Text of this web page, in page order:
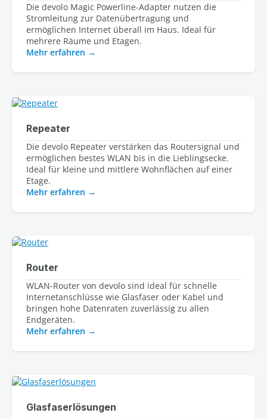
Die devolo Magic Powerline-Adapter nutzen die
Stromleitung zur Datenübertragung und
ermöglichen Internet überall im Haus. Ideal für
Mehr erfahren
Repeater
Die devolo Repeater verstärken das Routersignal und
ermöglichen bestes WLAN bis in die Lieblingsecke.
Ideal für kleine und mittlere Wohnflächen auf einer
Etage.
Mehr erfahren
Router
WLAN-Router von devolo sind ideal für schnelle
Internetanschlüsse wie Glasfaser oder Kabel und
bringen hohe Datenraten zuverlässig zu allen
Mehr erfahren
Glasfaserlösungen